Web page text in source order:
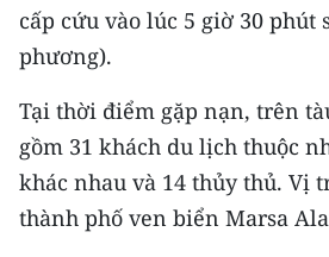
Media Văn hóa
Media Xã hội
Media Pháp luật
Media Du lịch
Media Thế giới
cấp cứu vào lúc 5 giờ 30 phút
phương).
Tại thời điểm gặp nạn, trên
gồm 31 khách du lịch thuộc
khác nhau và 14 thủy thủ. Vị
thành phố ven biển Marsa